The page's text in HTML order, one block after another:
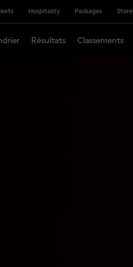
Hospitality Packages Store
Résultats Classements